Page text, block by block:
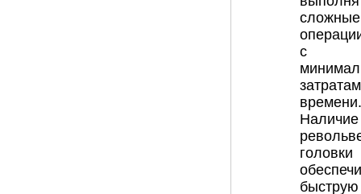
сложные
с
времени.
Наличие
головки
быструю